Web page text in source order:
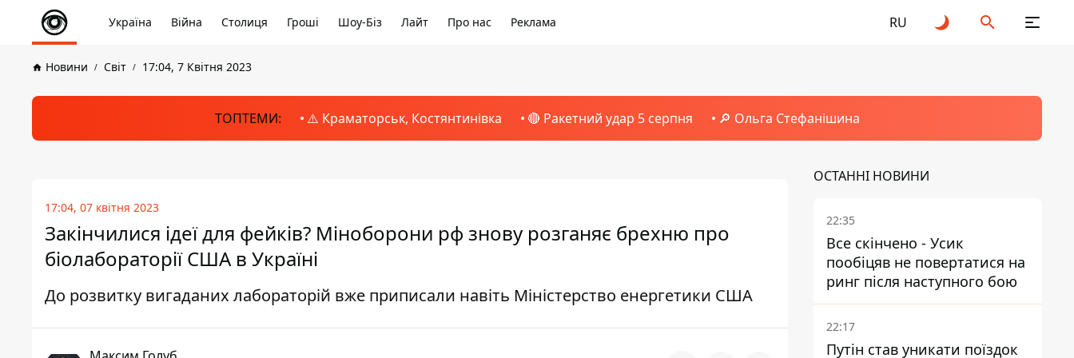
Україна Війна Столиця Гроші Шоу-Біз Лайт Про нас Реклама RU
Новини Світ 17:04, 7 Квітня 2023
ТОПТЕМИ: ⚠️ Краматорськ, Костянтинівка 🔴 Ракетний удар 5 серпня 🔎 Ольга Стефанішина
17:04, 07 квітня 2023
Закінчилися ідеї для фейків? Міноборони рф знову розганяє брехню про
біолабораторії США в Україні
До розвитку вигаданих лабораторій вже приписали навіть Міністерство енергетики США
ОСТАННІ НОВИНИ
22:35
Все скінчено - Усик
пообіцяв не повертатися на
ринг після наступного бою
22:17
Путін став уникати поїздок